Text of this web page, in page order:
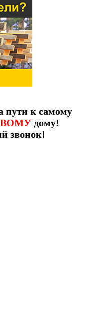
пути к самому
дому!
звонок!